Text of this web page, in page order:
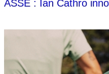
ASSE : Ian Cathro